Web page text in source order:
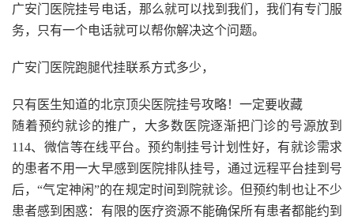
广安门医院挂号电话，那么就可以找到我们，我们有专门服
务，只有一个电话就可以帮你解决这个问题。
广安门医院跑腿代挂联系方式多少，
只有医生知道的北京顶尖医院挂号攻略！一定要收藏
随着预约就诊的推广，大多数医院逐渐把门诊的号源放到
114、微信等在线平台。预约制挂号计划性好，有就诊需求
的患者不用一大早感到医院排队挂号，通过远程平台挂到号
后，“气定神闲”的在规定时间到院就诊。但预约制也让不少
患者感到困惑：有限的医疗资源不能确保所有患者都能约到